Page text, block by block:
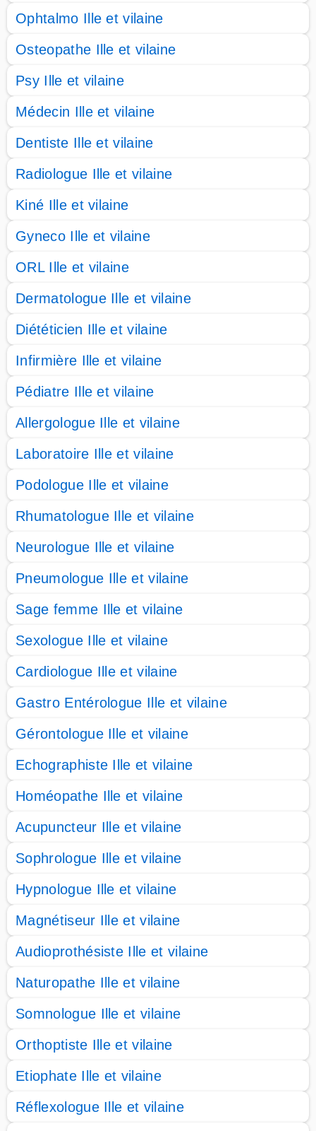
Ophtalmo Ille et vilaine
Osteopathe Ille et vilaine
Psy Ille et vilaine
Médecin Ille et vilaine
Dentiste Ille et vilaine
Radiologue Ille et vilaine
Kiné Ille et vilaine
Gyneco Ille et vilaine
ORL Ille et vilaine
Dermatologue Ille et vilaine
Diététicien Ille et vilaine
Infirmière Ille et vilaine
Pédiatre Ille et vilaine
Allergologue Ille et vilaine
Laboratoire Ille et vilaine
Podologue Ille et vilaine
Rhumatologue Ille et vilaine
Neurologue Ille et vilaine
Pneumologue Ille et vilaine
Sage femme Ille et vilaine
Sexologue Ille et vilaine
Cardiologue Ille et vilaine
Gastro Entérologue Ille et vilaine
Gérontologue Ille et vilaine
Echographiste Ille et vilaine
Homéopathe Ille et vilaine
Acupuncteur Ille et vilaine
Sophrologue Ille et vilaine
Hypnologue Ille et vilaine
Magnétiseur Ille et vilaine
Audioprothésiste Ille et vilaine
Naturopathe Ille et vilaine
Somnologue Ille et vilaine
Orthoptiste Ille et vilaine
Etiophate Ille et vilaine
Réflexologue Ille et vilaine